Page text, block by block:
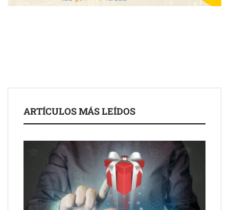
La luz roja, el nuevo aftersun, actúa en la recuperación de la piel
Eulalia Roig lanza ‘The Journal’, una revista digital mensual de
entrevistas y fotografía editorial
ARTÍCULOS MÁS LEÍDOS